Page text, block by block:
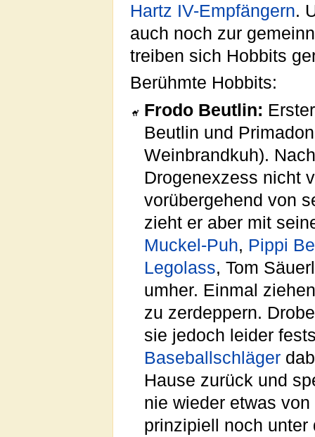
Hartz IV-Empfängern.
auch noch zur
treiben sich Hobbits
Berühmte Hobbits:
Frodo Beutlin:
Beutlin und
Weinbrandkuh).
Drogenexzess nicht
vorübergehend von
zieht er aber mit
Muckel-Puh, Pippi
Legolass, Tom
umher. Einmal
zu zerdeppern.
sie jedoch leider
Baseballschläger
Hause zurück und
nie wieder etwas
prinzipiell noch